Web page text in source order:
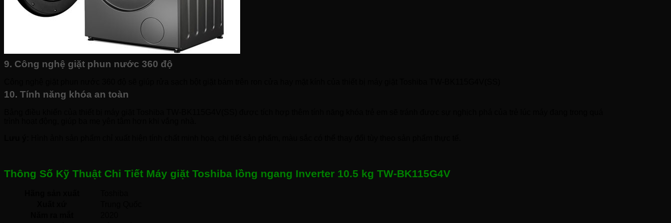
9. Công nghệ giặt phun nước 360 độ
10. Tính năng khóa an toàn
Thông Số Kỹ Thuật Chi Tiết Máy giặt Toshiba lồng ngang Inverter 10.5 kg TW-BK115G4V